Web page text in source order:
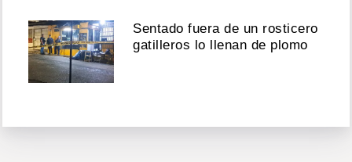
Sentado fuera de un rosticero
gatilleros lo llenan de plomo